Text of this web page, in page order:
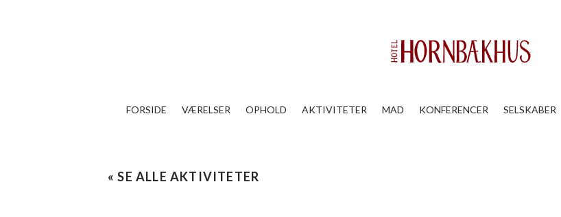
FORSIDE VÆRELSER OPHOLD AKTIVITETER MAD KONFERENCER SELSKABER
« SE ALLE AKTIVITETER